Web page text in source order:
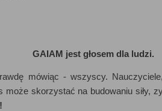
GAIAM jest głosem dla ludzi.
mówiąc - wszyscy.
skorzystać na budowaniu siły,